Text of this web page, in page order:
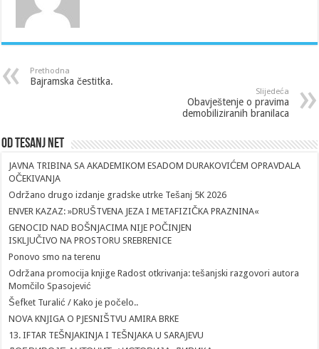
Prethodna
Bajramska čestitka.
Slijedeća
Obavještenje o pravima
demobiliziranih branilaca
Od Tesanj Net
JAVNA TRIBINA SA AKADEMIKOM ESADOM DURAKOVIĆEM OPRAVDALA
OČEKIVANJA
Održano drugo izdanje gradske utrke Tešanj 5K 2026
ENVER KAZAZ: »DRUŠTVENA JEZA I METAFIZIČKA PRAZNINA«
GENOCID NAD BOŠNJACIMA NIJE POČINJEN
ISKLJUČIVO NA PROSTORU SREBRENICE
Ponovo smo na terenu
Održana promocija knjige Radost otkrivanja: tešanjski razgovori autora
Momčilo Spasojević
Šefket Turalić / Kako je počelo..
NOVA KNJIGA O PJESNIŠTVU AMIRA BRKE
13. IFTAR TEŠNJAKINJA I TEŠNJAKA U SARAJEVU